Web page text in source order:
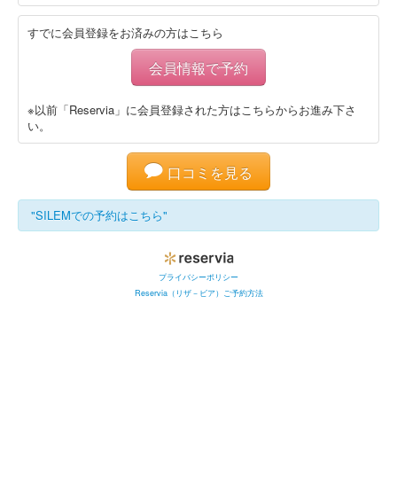
すでに会員登録をお済みの方はこちら
会員情報で予約
※以前「Reservia」に会員登録された方はこちらからお進み下さ
い。
口コミを見る
"SILEMでの予約はこちら"
プライバシーポリシー
Reservia（リザ－ビア）ご予約方法